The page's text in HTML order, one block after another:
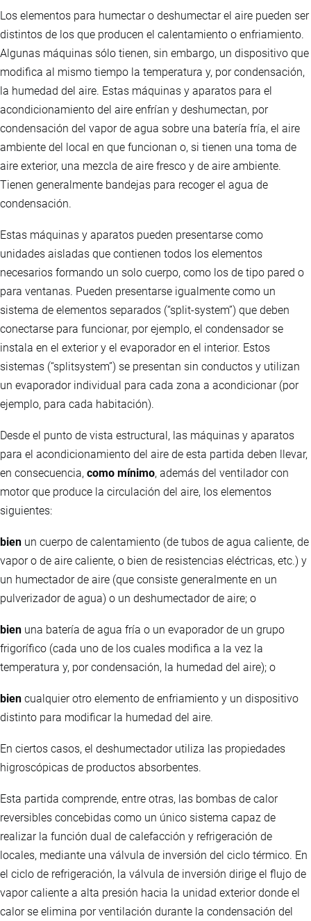
Los elementos para humectar o deshumectar el aire pueden ser
distintos de los que producen el calentamiento o enfriamiento.
Algunas máquinas sólo tienen, sin embargo, un dispositivo que
modifica al mismo tiempo la temperatura y, por condensación,
la humedad del aire. Estas máquinas y aparatos para el
acondicionamiento del aire enfrían y deshumectan, por
condensación del vapor de agua sobre una batería fría, el aire
ambiente del local en que funcionan o, si tienen una toma de
aire exterior, una mezcla de aire fresco y de aire ambiente.
Tienen generalmente bandejas para recoger el agua de
condensación.
Estas máquinas y aparatos pueden presentarse como
unidades aisladas que contienen todos los elementos
necesarios formando un solo cuerpo, como los de tipo pared o
para ventanas. Pueden presentarse igualmente como un
sistema de elementos separados (“split-system”) que deben
conectarse para funcionar, por ejemplo, el condensador se
instala en el exterior y el evaporador en el interior. Estos
sistemas (“splitsystem”) se presentan sin conductos y utilizan
un evaporador individual para cada zona a acondicionar (por
ejemplo, para cada habitación).
Desde el punto de vista estructural, las máquinas y aparatos
para el acondicionamiento del aire de esta partida deben llevar,
en consecuencia, como mínimo, además del ventilador con
motor que produce la circulación del aire, los elementos
siguientes:
bien un cuerpo de calentamiento (de tubos de agua caliente, de
vapor o de aire caliente, o bien de resistencias eléctricas, etc.) y
un humectador de aire (que consiste generalmente en un
pulverizador de agua) o un deshumectador de aire; o
bien una batería de agua fría o un evaporador de un grupo
frigorífico (cada uno de los cuales modifica a la vez la
temperatura y, por condensación, la humedad del aire); o
bien cualquier otro elemento de enfriamiento y un dispositivo
distinto para modificar la humedad del aire.
En ciertos casos, el deshumectador utiliza las propiedades
higroscópicas de productos absorbentes.
Esta partida comprende, entre otras, las bombas de calor
reversibles concebidas como un único sistema capaz de
realizar la función dual de calefacción y refrigeración de
locales, mediante una válvula de inversión del ciclo térmico. En
el ciclo de refrigeración, la válvula de inversión dirige el flujo de
vapor caliente a alta presión hacia la unidad exterior donde el
calor se elimina por ventilación durante la condensación del